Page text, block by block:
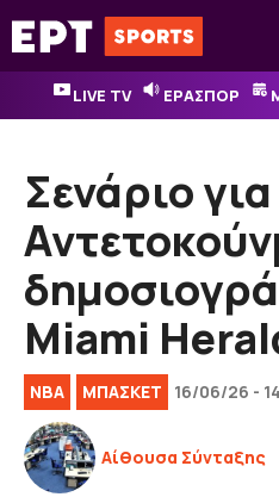
Μετάβαση
σε
περιεχόμενο
LIVE TV ΕΡΑΣΠΟΡ
Σενάριο
Miami
NBA ΜΠΑΣΚΕΤ 16/06/26 -
Αίθουσα Σύνταξης